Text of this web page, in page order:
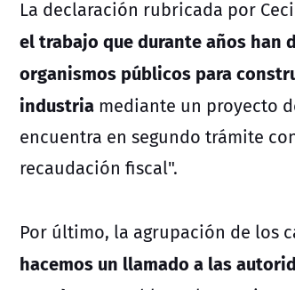
La declaración rubricada por
el trabajo que durante años
organismos públicos para
industria mediante un proyecto
encuentra en segundo trámite
recaudación fiscal".
Por último, la agrupación de los
hacemos un llamado a las